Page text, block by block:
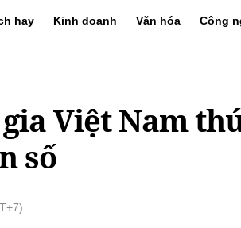
hay Kinh doanh Văn hóa Công
Việt Nam
số